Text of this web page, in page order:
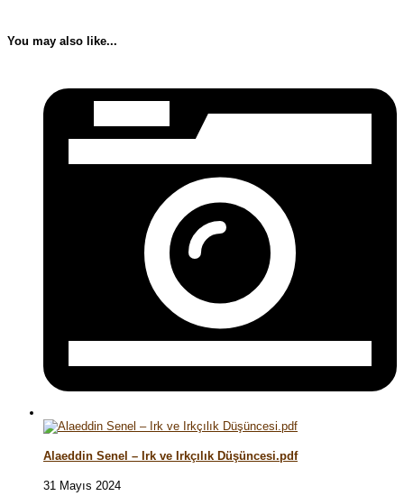
You may also like...
Alaeddin Senel – Irk ve Irkçılık Düşüncesi.pdf
31 Mayıs 2024